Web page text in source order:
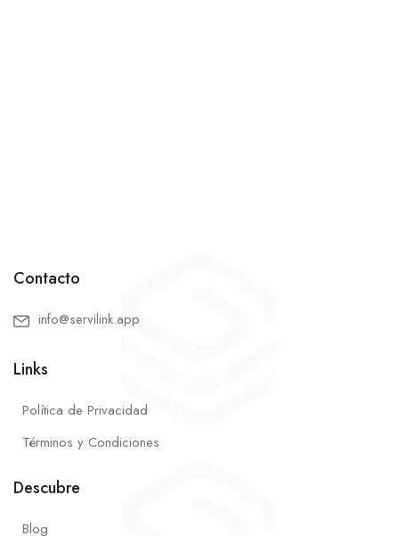
Contacto
info@servilink.app
Links
Política de Privacidad
Términos y Condiciones
Descubre
Blog